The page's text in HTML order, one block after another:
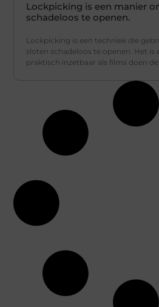
Lockpicking is een manier
schadeloos te openen.
Lockpicking is een techniek die
sloten schadeloos te openen. Het is
praktisch inzetbaar als films doen